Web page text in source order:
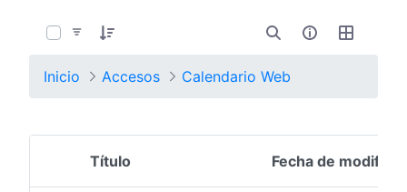
Inicio Accesos Calendario Web
Selección del elemento
Título Fecha de